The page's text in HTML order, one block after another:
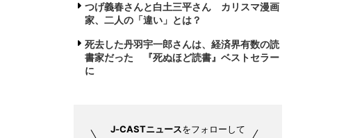
つげ義春さんと白土三平さん カリスマ漫画
家、二人の「違い」とは？
死去した丹羽宇一郎さんは、経済界有数の読
書家だった 『死ぬほど読書』ベストセラー
に
J-CASTニュースをフォローして